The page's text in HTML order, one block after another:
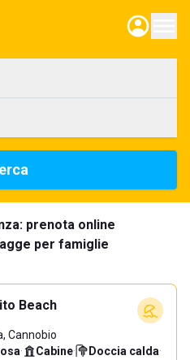
prenota online
per famiglie
Beach
Cannobio
· Cabine· Doccia calda·